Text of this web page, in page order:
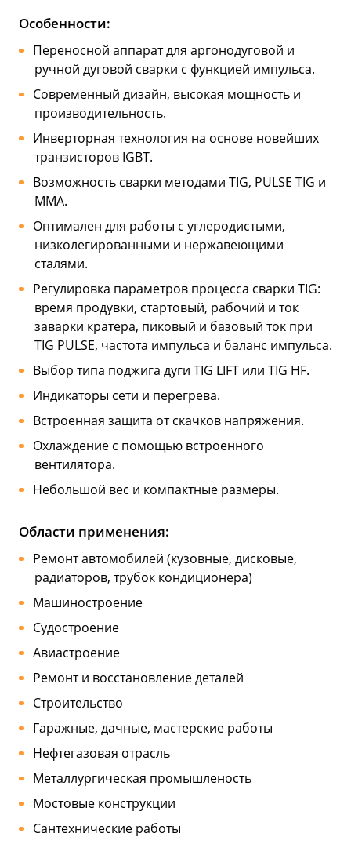
Особенности:
Переносной аппарат для аргонодуговой и
ручной дуговой сварки с функцией импульса.
Современный дизайн, высокая мощность и
производительность.
Инверторная технология на основе новейших
транзисторов IGBT.
Возможность сварки методами TIG, PULSE TIG и
MMA.
Оптимален для работы с углеродистыми,
низколегированными и нержавеющими
сталями.
Регулировка параметров процесса сварки TIG:
время продувки, стартовый, рабочий и ток
заварки кратера, пиковый и базовый ток при
TIG PULSE, частота импульса и баланс импульса.
Выбор типа поджига дуги TIG LIFT или TIG HF.
Индикаторы сети и перегрева.
Встроенная защита от скачков напряжения.
Охлаждение с помощью встроенного
вентилятора.
Небольшой вес и компактные размеры.
Области применения:
Ремонт автомобилей (кузовные, дисковые,
радиаторов, трубок кондиционера)
Машиностроение
Судостроение
Авиастроение
Ремонт и восстановление деталей
Строительство
Гаражные, дачные, мастерские работы
Нефтегазовая отрасль
Металлургическая промышленость
Мостовые конструкции
Сантехнические работы